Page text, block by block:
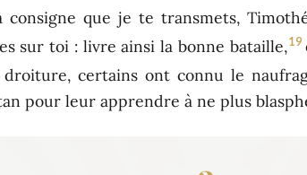
consigne que je te transmets,
sur toi : livre ainsi la bonne bataille,19
certains ont connu le
pour leur apprendre à ne plus